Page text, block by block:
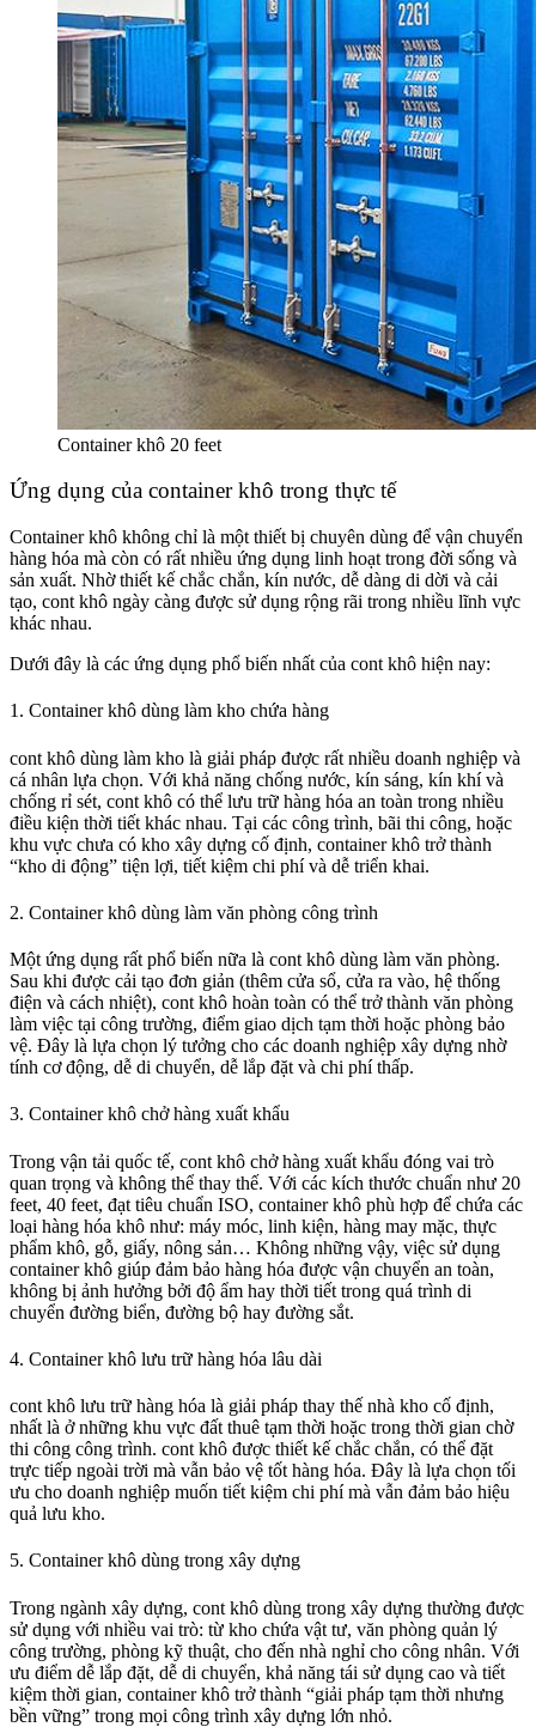
Container khô 20 feet
Ứng dụng của container khô trong thực tế
Container khô không chỉ là một thiết bị chuyên dùng để vận chuyển
hàng hóa mà còn có rất nhiều ứng dụng linh hoạt trong đời sống và
sản xuất. Nhờ thiết kế chắc chắn, kín nước, dễ dàng di dời và cải
tạo, cont khô ngày càng được sử dụng rộng rãi trong nhiều lĩnh vực
khác nhau.
Dưới đây là các ứng dụng phổ biến nhất của cont khô hiện nay:
1. Container khô dùng làm kho chứa hàng
cont khô dùng làm kho là giải pháp được rất nhiều doanh nghiệp và
cá nhân lựa chọn. Với khả năng chống nước, kín sáng, kín khí và
chống rỉ sét, cont khô có thể lưu trữ hàng hóa an toàn trong nhiều
điều kiện thời tiết khác nhau. Tại các công trình, bãi thi công, hoặc
khu vực chưa có kho xây dựng cố định, container khô trở thành
“kho di động” tiện lợi, tiết kiệm chi phí và dễ triển khai.
2. Container khô dùng làm văn phòng công trình
Một ứng dụng rất phổ biến nữa là cont khô dùng làm văn phòng.
Sau khi được cải tạo đơn giản (thêm cửa sổ, cửa ra vào, hệ thống
điện và cách nhiệt), cont khô hoàn toàn có thể trở thành văn phòng
làm việc tại công trường, điểm giao dịch tạm thời hoặc phòng bảo
vệ. Đây là lựa chọn lý tưởng cho các doanh nghiệp xây dựng nhờ
tính cơ động, dễ di chuyển, dễ lắp đặt và chi phí thấp.
3. Container khô chở hàng xuất khẩu
Trong vận tải quốc tế, cont khô chở hàng xuất khẩu đóng vai trò
quan trọng và không thể thay thế. Với các kích thước chuẩn như 20
feet, 40 feet, đạt tiêu chuẩn ISO, container khô phù hợp để chứa các
loại hàng hóa khô như: máy móc, linh kiện, hàng may mặc, thực
phẩm khô, gỗ, giấy, nông sản… Không những vậy, việc sử dụng
container khô giúp đảm bảo hàng hóa được vận chuyển an toàn,
không bị ảnh hưởng bởi độ ẩm hay thời tiết trong quá trình di
chuyển đường biển, đường bộ hay đường sắt.
4. Container khô lưu trữ hàng hóa lâu dài
cont khô lưu trữ hàng hóa là giải pháp thay thế nhà kho cố định,
nhất là ở những khu vực đất thuê tạm thời hoặc trong thời gian chờ
thi công công trình. cont khô được thiết kế chắc chắn, có thể đặt
trực tiếp ngoài trời mà vẫn bảo vệ tốt hàng hóa. Đây là lựa chọn tối
ưu cho doanh nghiệp muốn tiết kiệm chi phí mà vẫn đảm bảo hiệu
quả lưu kho.
5. Container khô dùng trong xây dựng
Trong ngành xây dựng, cont khô dùng trong xây dựng thường được
sử dụng với nhiều vai trò: từ kho chứa vật tư, văn phòng quản lý
công trường, phòng kỹ thuật, cho đến nhà nghỉ cho công nhân. Với
ưu điểm dễ lắp đặt, dễ di chuyển, khả năng tái sử dụng cao và tiết
kiệm thời gian, container khô trở thành “giải pháp tạm thời nhưng
bền vững” trong mọi công trình xây dựng lớn nhỏ.